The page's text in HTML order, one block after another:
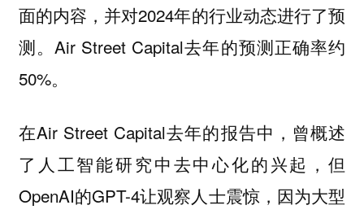
面的内容，并对2024年的行业动态进行了预
测。Air Street Capital去年的预测正确率约
50%。
在Air Street Capital去年的报告中，曾概述
了人工智能研究中去中心化的兴起，但
OpenAI的GPT-4让观察人士震惊，因为大型